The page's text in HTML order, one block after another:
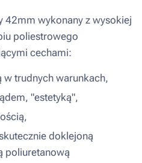
42mm wykonany z wysokiej
poliestrowego
cechami:
w trudnych warunkach,
"estetyką",
doklejoną
poliuretanową